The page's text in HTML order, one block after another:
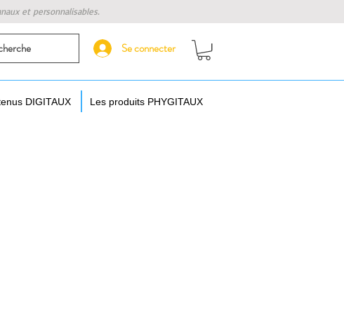
et personnalisables.
Se connecter
DIGITAUX Les produits PHYGITAUX